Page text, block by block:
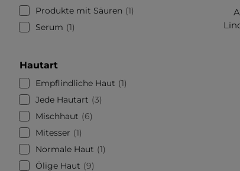
Produkte mit Säuren
1
Serum
1
Hautart
Empflindliche Haut
1
Jede Hautart
3
Mischhaut
6
Mitesser
1
Normale Haut
1
Ölige Haut
9